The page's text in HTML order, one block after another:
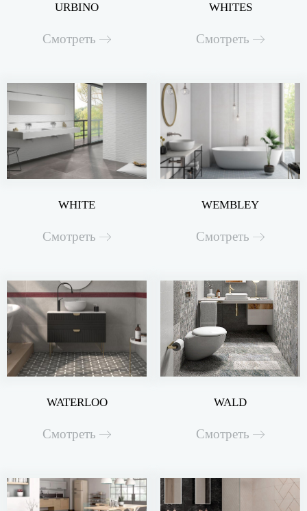
URBINO
Смотреть
WHITES
Смотреть
WHITE
Смотреть
WEMBLEY
Смотреть
WATERLOO
Смотреть
WALD
Смотреть